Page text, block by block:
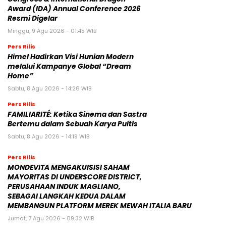
Award (IDA) Annual Conference 2026
Resmi Digelar
Minggu, 9 Agu 2026 - 01:45 WIB
Pers Rilis
Himel Hadirkan Visi Hunian Modern
melalui Kampanye Global “Dream
Home”
Sabtu, 8 Agu 2026 - 14:26 WIB
Pers Rilis
FAMILIARITÉ: Ketika Sinema dan Sastra
Bertemu dalam Sebuah Karya Puitis
Sabtu, 8 Agu 2026 - 14:19 WIB
Pers Rilis
MONDEVITA MENGAKUISISI SAHAM
MAYORITAS DI UNDERSCORE DISTRICT,
PERUSAHAAN INDUK MAGLIANO,
SEBAGAI LANGKAH KEDUA DALAM
MEMBANGUN PLATFORM MEREK MEWAH ITALIA BARU
Jumat, 7 Agu 2026 - 09:32 WIB